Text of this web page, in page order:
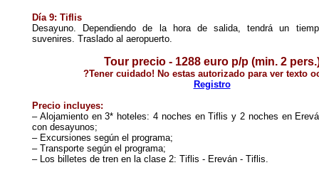
Día 9: Tiflis
Desayuno. Dependiendo de la hora de salida, tendrá un
suvenires. Traslado al aeropuerto.
Tour precio - 1288 euro p/p (min. 2
?Tener cuidado! No estas autorizado para ver texto
Registro
Precio incluyes:
– Alojamiento en 3* hoteles: 4 noches en Tiflis y 2 noches en
con desayunos;
– Excursiones según el programa;
– Transporte según el programa;
– Los billetes de tren en la clase 2: Tiflis - Ereván - Tiflis.